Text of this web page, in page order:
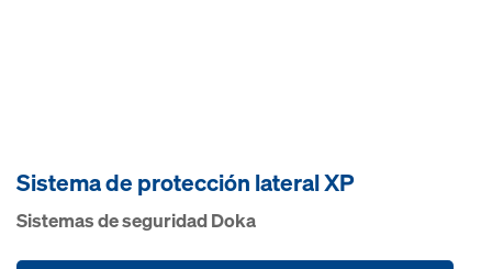
Sistema de protección lateral XP
Sistemas de seguridad Doka